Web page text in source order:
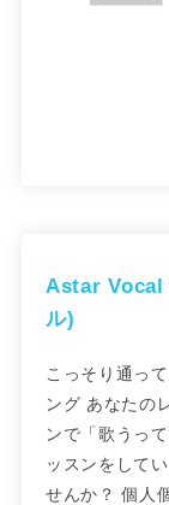
Astar Vocal
ル)
こっそり通っ
ング あなたの
ンで​「歌うっ
ッスンをして
せんか？ 個人